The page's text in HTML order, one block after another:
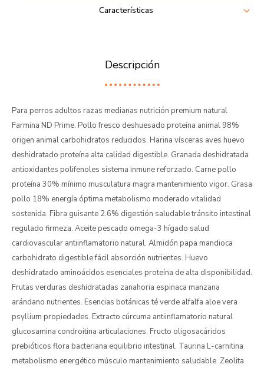
Características
Descripción
Para perros adultos razas medianas nutrición premium natural
Farmina ND Prime. Pollo fresco deshuesado proteína animal 98%
origen animal carbohidratos reducidos. Harina vísceras aves huevo
deshidratado proteína alta calidad digestible. Granada deshidratada
antioxidantes polifenoles sistema inmune reforzado. Carne pollo
proteína 30% mínimo musculatura magra mantenimiento vigor. Grasa
pollo 18% energía óptima metabolismo moderado vitalidad
sostenida. Fibra guisante 2.6% digestión saludable tránsito intestinal
regulado firmeza. Aceite pescado omega-3 hígado salud
cardiovascular antiinflamatorio natural. Almidón papa mandioca
carbohidrato digestible fácil absorción nutrientes. Huevo
deshidratado aminoácidos esenciales proteína de alta disponibilidad.
Frutas verduras deshidratadas zanahoria espinaca manzana
arándano nutrientes. Esencias botánicas té verde alfalfa aloe vera
psyllium propiedades. Extracto cúrcuma antiinflamatorio natural
glucosamina condroitina articulaciones. Fructo oligosacáridos
prebióticos flora bacteriana equilibrio intestinal. Taurina L-carnitina
metabolismo energético músculo mantenimiento saludable. Zeolita